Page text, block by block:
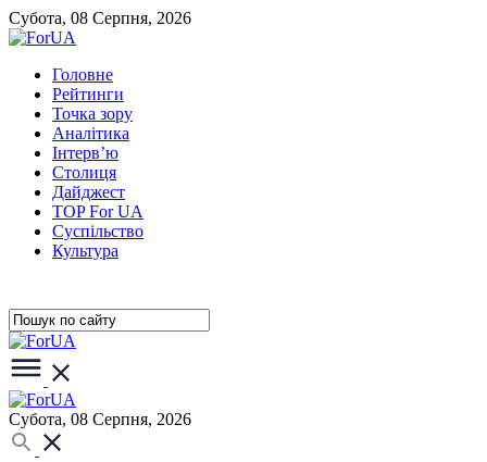
Субота, 08 Серпня, 2026
Головне
Рейтинги
Точка зору
Аналітика
Інтерв’ю
Столиця
Дайджест
TOP For UA
Суспiльство
Культура
Субота, 08 Серпня, 2026